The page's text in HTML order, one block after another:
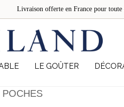
Livraison offerte en France pour
LE GOÛTER